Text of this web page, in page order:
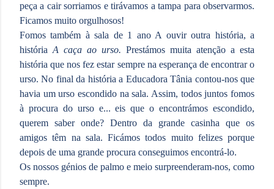
peça a cair sorriamos e tirávamos a tampa para observarmos.
Ficamos muito orgulhosos!
Fomos também à sala de 1 ano A ouvir outra história, a
história A caça ao urso. Prestámos muita atenção a esta
história que nos fez estar sempre na esperança de encontrar o
urso. No final da história a Educadora Tânia contou-nos que
havia um urso escondido na sala. Assim, todos juntos fomos
à procura do urso e... eis que o encontrámos escondido,
querem saber onde? Dentro da grande casinha que os
amigos têm na sala. Ficámos todos muito felizes porque
depois de uma grande procura conseguimos encontrá-lo.
Os nossos génios de palmo e meio surpreenderam-nos, como
sempre.